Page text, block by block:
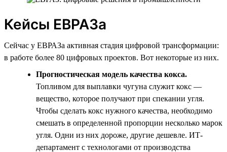
Кейсы ЕВРАЗа
Сейчас у ЕВРАЗа активная стадия цифровой трансформации:
в работе более 80 цифровых проектов. Вот некоторые из них.
Прогностическая модель качества кокса.
Топливом для выплавки чугуна служит кокс —
вещество, которое получают при спекании угля.
Чтобы сделать кокс нужного качества, необходимо
смешать в определенной пропорции несколько марок
угля. Одни из них дороже, другие дешевле. ИТ-
департамент с технологами от производства